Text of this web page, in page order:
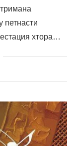
петнасти
хтора…